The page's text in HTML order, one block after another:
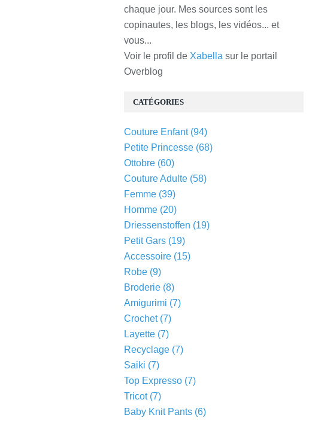
chaque jour. Mes sources sont les
copinautes, les blogs, les vidéos... et
vous...
Voir le profil de Xabella sur le portail
Overblog
CATÉGORIES
Couture Enfant(94)
Petite Princesse (68)
Ottobre (60)
Couture Adulte (58)
Femme (39)
Homme (20)
Driessenstoffen (19)
Petit Gars (19)
Accessoire (15)
Robe (9)
Broderie (8)
Amigurimi (7)
Crochet(7)
Layette (7)
Recyclage (7)
Saiki (7)
Top Expresso (7)
Tricot(7)
Baby Knit Pants (6)